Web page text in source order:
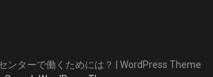
ンターで働くためには？
| WordPress Theme